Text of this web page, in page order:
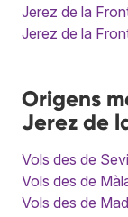
Jerez de la
Jerez de la
Origens
Jerez de
Vols des de
Vols des de
Vols des de